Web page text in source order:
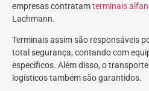
empresas contratamterminais
Lachmann.
Terminais assim são responsáveis
total segurança, contando com
específicos. Além disso, o
logísticos também são garantidos.